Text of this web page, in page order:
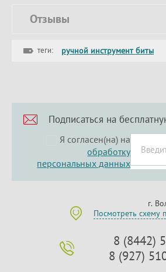
Отзывы
теги: ручной инструмент биты
Подписаться на
Я согласен(на) на
обработку
персональных данных
г.
Посмотреть схему
8 (8442)
8 (927)